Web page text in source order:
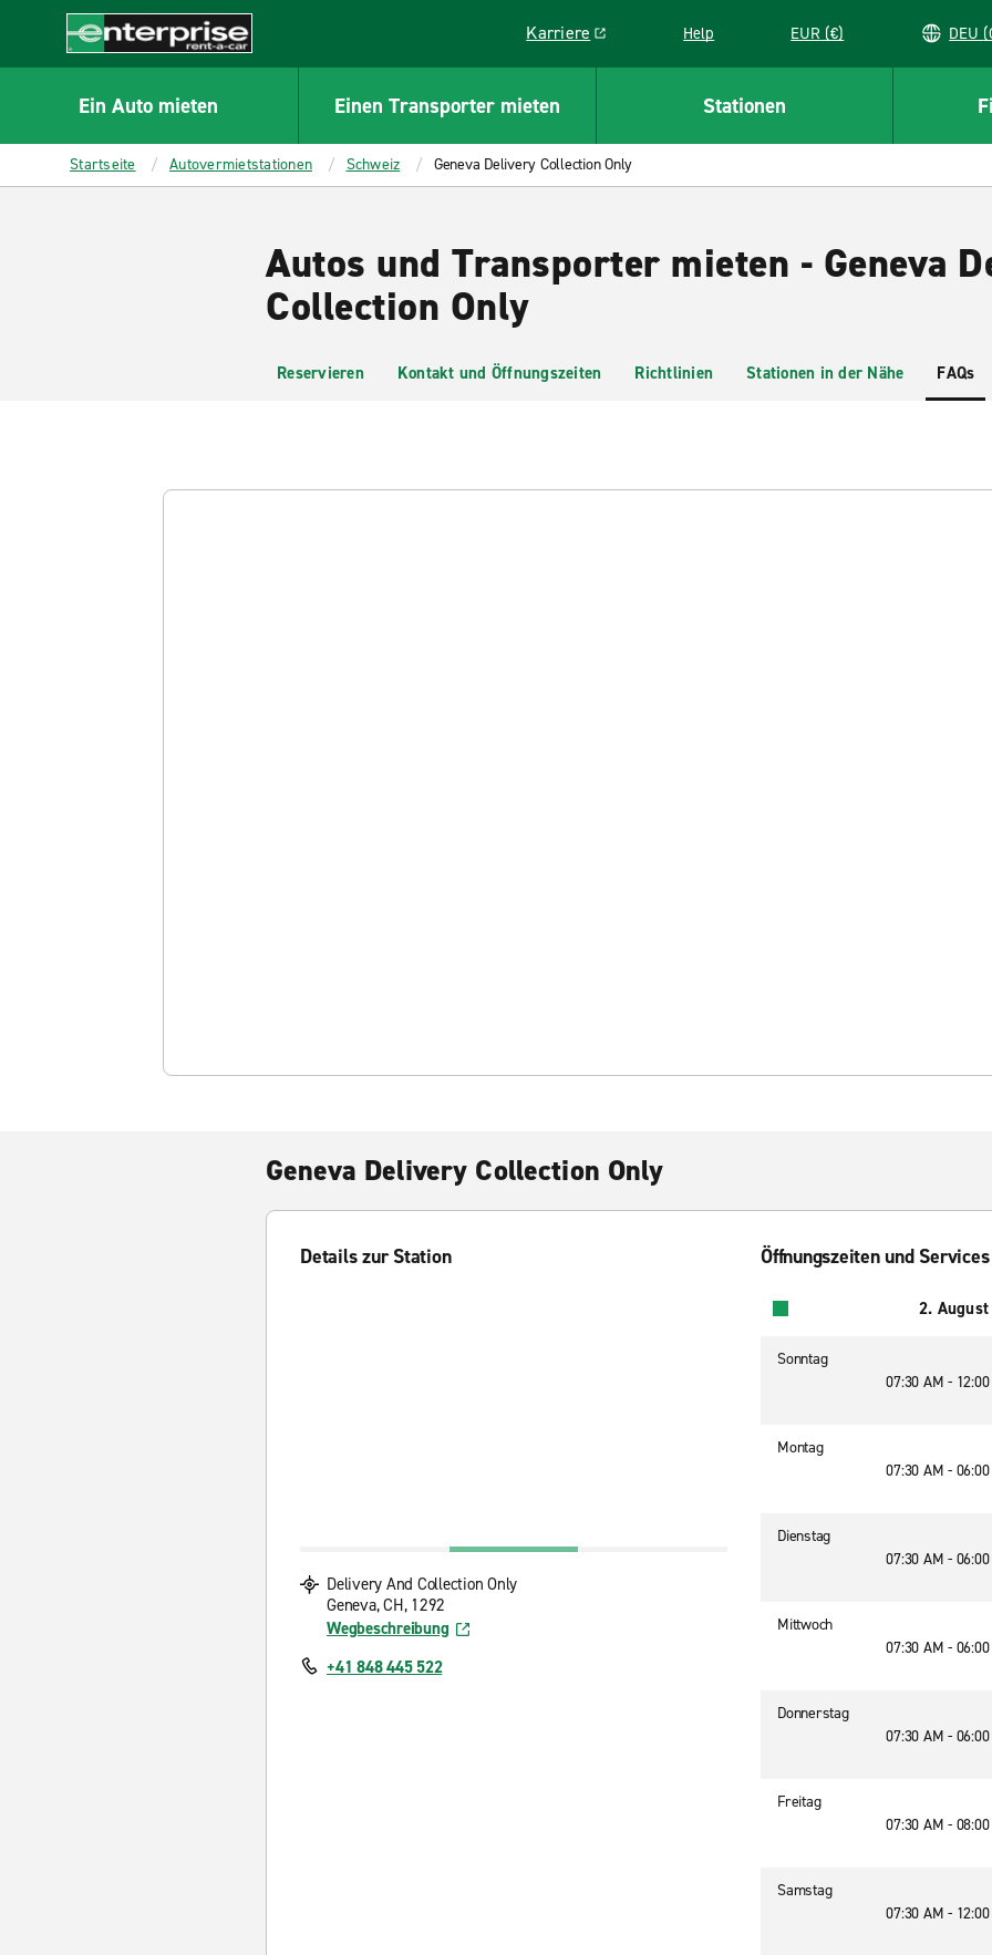
CONTENT
Enterprise
Karriere
Link opens in a new window
Help EUR (€)
Ein Auto mieten Einen Transporter mieten Stationen
Startseite Autovermietstationen Schweiz Geneva Delivery Collection Only
Autos und Transporter mieten - Geneva
Collection Only
Reservieren Kontakt und Öffnungszeiten Richtlinien Stationen in der Nähe FAQs
Geneva Delivery Collection Only
Details zur Station
Delivery And Collection Only
Geneva, CH, 1292
Wegbeschreibung
+41 848 445 522
Öffnungszeiten und Services
2.
Sonntag
07:30 AM -
Montag
07:30 AM -
Dienstag
07:30 AM -
Mittwoch
07:30 AM -
Donnerstag
07:30 AM -
Freitag
07:30 AM -
Samstag
07:30 AM -